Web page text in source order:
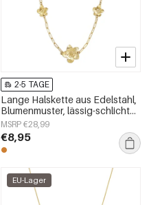
2-5 TAGE
Lange Halskette aus Edelstahl,
Blumenmuster, lässig-schlichte
Serie, Damenschmuck
MSRP €28,99
€8,95
EU-Lager